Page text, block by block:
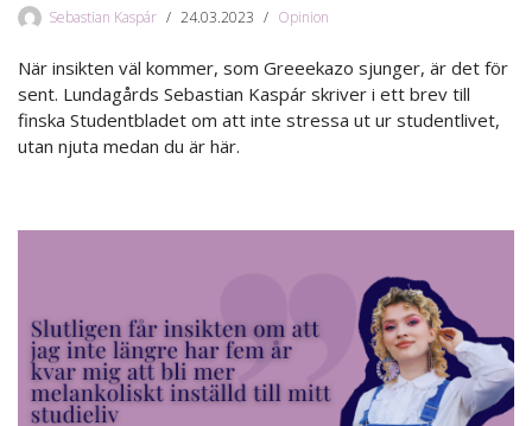
Sebastian Kaspár 24.03.2023 Opinion
När insikten väl kommer, som Greeekazo sjunger, är det för
sent. Lundagårds Sebastian Kaspár skriver i ett brev till
finska Studentbladet om att inte stressa ut ur studentlivet,
utan njuta medan du är här.